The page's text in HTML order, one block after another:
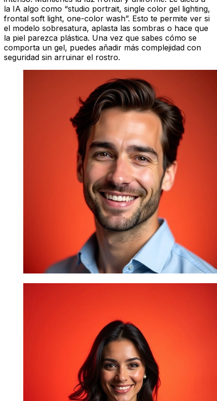
la IA algo como “studio portrait, single color gel lighting,
frontal soft light, one-color wash”. Esto te permite ver si
el modelo sobresatura, aplasta las sombras o hace que
la piel parezca plástica. Una vez que sabes cómo se
comporta un gel, puedes añadir más complejidad con
seguridad sin arruinar el rostro.